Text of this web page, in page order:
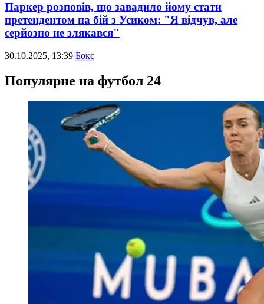
Паркер розповів, що завадило йому стати
претендентом на бій з Усиком: "Я відчув, але
серйозно не злякався"
30.10.2025, 13:39 Бокс
Популярне на футбол 24